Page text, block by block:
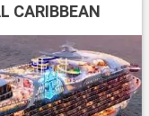
CARIBBEAN